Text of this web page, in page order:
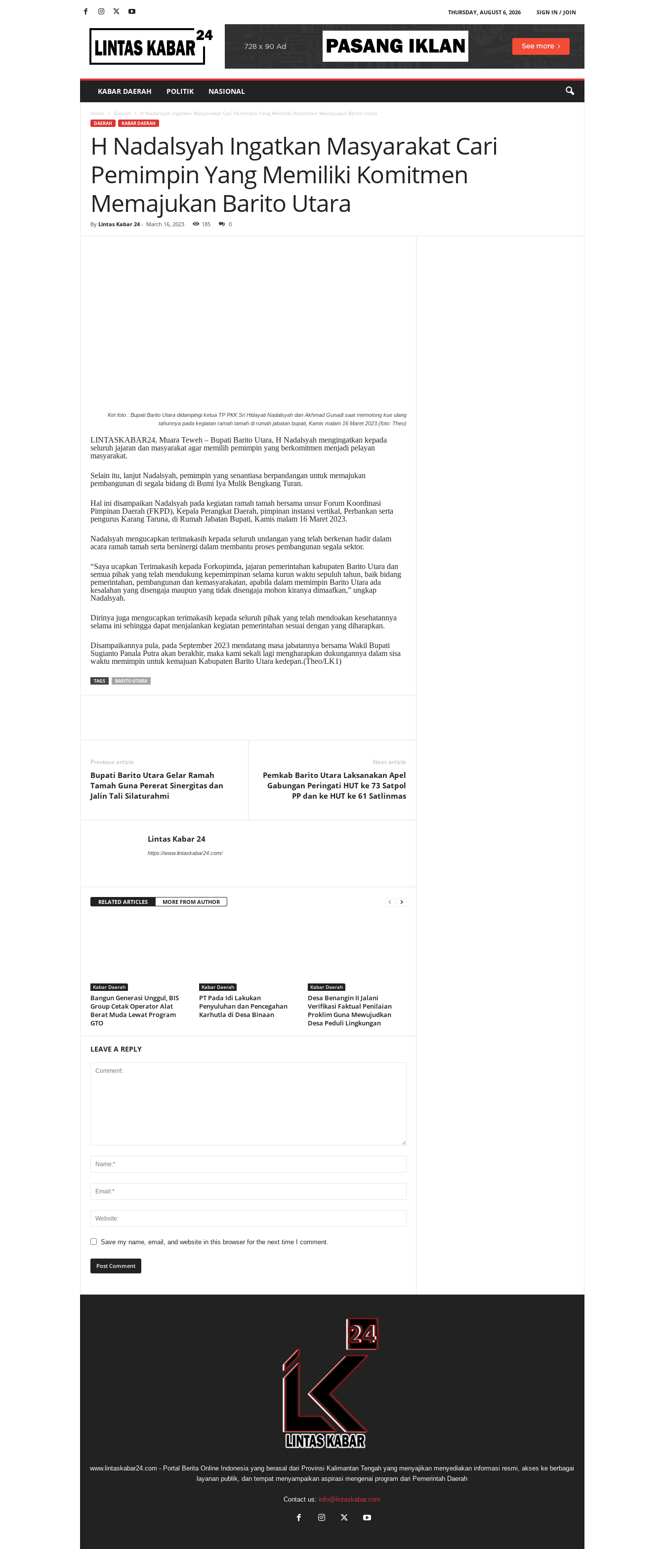
THURSDAY, AUGUST 6, 2026
SIGN IN / JOIN
KABAR DAERAH POLITIK NASIONAL
Home Daerah H Nadalsyah Ingatkan Masyarakat Cari Pemimpin Yang Memiliki Komitmen Memajukan Barito Utara
DAERAH KABAR DAERAH
H Nadalsyah Ingatkan Masyarakat Cari
Pemimpin Yang Memiliki Komitmen
Memajukan Barito Utara
By Lintas Kabar 24- March 16, 2023 185 0
Ket foto : Bupati Barito Utara didampingi ketua TP PKK Sri Hidayati Nadalsyah dan Akhmad Gunadi saat memotong kue ulang
tahunnya pada kegiatan ramah tamah di rumah jabatan bupati, Kamis malam 16 Maret 2023.(foto: Theo)
LINTASKABAR24, Muara Teweh – Bupati Barito Utara, H Nadalsyah mengingatkan kepada
seluruh jajaran dan masyarakat agar memilih pemimpin yang berkomitmen menjadi pelayan
masyarakat.
Selain itu, lanjut Nadalsyah, pemimpin yang senantiasa berpandangan untuk memajukan
pembangunan di segala bidang di Bumi Iya Mulik Bengkang Turan.
Hal ini disampaikan Nadalsyah pada kegiatan ramah tamah bersama unsur Forum Koordinasi
Pimpinan Daerah (FKPD), Kepala Perangkat Daerah, pimpinan instansi vertikal, Perbankan serta
pengurus Karang Taruna, di Rumah Jabatan Bupati, Kamis malam 16 Maret 2023.
Nadalsyah mengucapkan terimakasih kepada seluruh undangan yang telah berkenan hadir dalam
acara ramah tamah serta bersinergi dalam membantu proses pembangunan segala sektor.
“Saya ucapkan Terimakasih kepada Forkopimda, jajaran pemerintahan kabupaten Barito Utara dan
semua pihak yang telah mendukung kepemimpinan selama kurun waktu sepuluh tahun, baik bidang
pemerintahan, pembangunan dan kemasyarakatan, apabila dalam memimpin Barito Utara ada
kesalahan yang disengaja maupun yang tidak disengaja mohon kiranya dimaafkan,” ungkap
Nadalsyah.
Dirinya juga mengucapkan terimakasih kepada seluruh pihak yang telah mendoakan kesehatannya
selama ini sehingga dapat menjalankan kegiatan pemerintahan sesuai dengan yang diharapkan.
Disampaikannya pula, pada September 2023 mendatang masa jabatannya bersama Wakil Bupati
Sugianto Panala Putra akan berakhir, maka kami sekali lagi mengharapkan dukungannya dalam sisa
waktu memimpin untuk kemajuan Kabupaten Barito Utara kedepan.(Theo/LK1)
TAGS BARITO UTARA
Previous article
Bupati Barito Utara Gelar Ramah
Tamah Guna Pererat Sinergitas dan
Jalin Tali Silaturahmi
Next article
Pemkab Barito Utara Laksanakan Apel
Gabungan Peringati HUT ke 73 Satpol
PP dan ke HUT ke 61 Satlinmas
Lintas Kabar 24
https://www.lintaskabar24.com/
RELATED ARTICLES MORE FROM AUTHOR
Kabar Daerah
Bangun Generasi Unggul, BIS
Group Cetak Operator Alat
Berat Muda Lewat Program
GTO
Kabar Daerah
PT Pada Idi Lakukan
Penyuluhan dan Pencegahan
Karhutla di Desa Binaan
Kabar Daerah
Desa Benangin II Jalani
Verifikasi Faktual Penilaian
Proklim Guna Mewujudkan
Desa Peduli Lingkungan
LEAVE A REPLY
Save my name, email, and website in this browser for the next time I comment.
www.lintaskabar24.com - Portal Berita Online Indonesia yang berasal dari Provinsi Kalimantan Tengah yang menyajikan menyediakan informasi resmi, akses ke berbagai
layanan publik, dan tempat menyampaikan aspirasi mengenai program dari Pemerintah Daerah
Contact us: info@lintaskabar.com